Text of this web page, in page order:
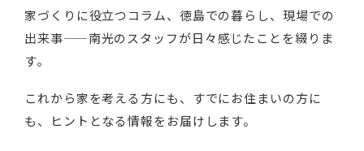
家づくりに役立つコラム、徳島での暮らし、現場での
出来事——南光のスタッフが日々感じたことを綴りま
す。
これから家を考える方にも、すでにお住まいの方に
も、ヒントとなる情報をお届けします。